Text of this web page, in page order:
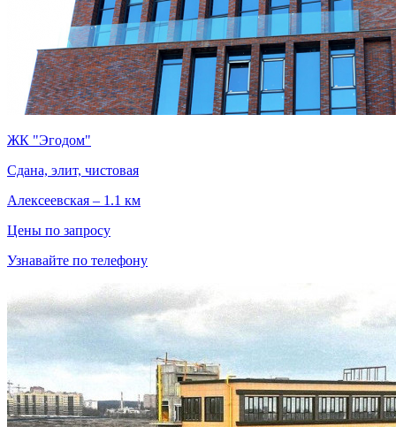
ЖК "Эгодом"
Сдана, элит, чистовая
Алексеевская – 1.1 км
Цены по запросу
Узнавайте по телефону